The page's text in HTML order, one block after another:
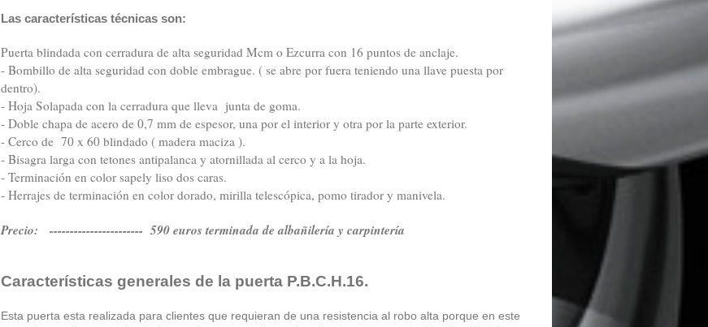
Las características técnicas son:
Puerta blindada con cerradura de alta seguridad Mcm o Ezcurra con 16 puntos de anclaje.
- Bombillo de alta seguridad con doble embrague. ( se abre por fuera teniendo una llave puesta por
dentro).
- Hoja Solapada con la cerradura que lleva junta de goma.
- Doble chapa de acero de 0,7 mm de espesor, una por el interior y otra por la parte exterior.
- Cerco de 70 x 60 blindado ( madera maciza ).
- Bisagra larga con tetones antipalanca y atornillada al cerco y a la hoja.
- Terminación en color sapely liso dos caras.
- Herrajes de terminación en color dorado, mirilla telescópica, pomo tirador y manivela.
Precio: ----------------------- 590 euros terminada de albañilería y carpintería
Características generales de la puerta P.B.C.H.16.
Esta puerta esta realizada para clientes que requieran de una resistencia al robo alta porque en este